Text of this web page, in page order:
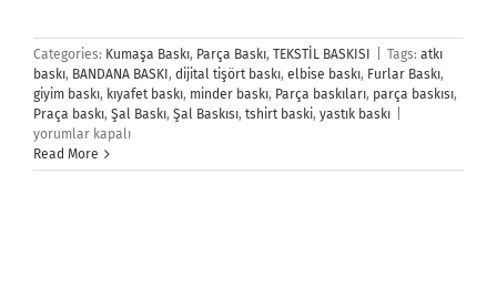
Categories: Kumaşa Baskı, Parça Baskı, TEKSTİL BASKISI Tags: atkı
baskı, BANDANA BASKI , dijital tişört baskı, elbise baskı, Furlar Baskı,
giyim baskı, kıyafet baskı, minder baskı, Parça baskıları, parça baskısı,
Praça baskı, Şal Baskı, Şal Baskısı, tshirt baski, yastık baskı
yorumlar kapalı
Read More